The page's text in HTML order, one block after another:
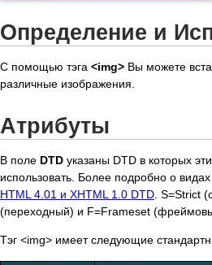
Определение и
С помощью тэга <img> Вы можете
различные изображения.
Атрибуты
В поле DTD указаны DTD в которых
использовать. Более подробно о
HTML 4.01 и XHTML 1.0 DTD . S=Strict
(переходный) и F=Frameset
Тэг <img> имеет следующие